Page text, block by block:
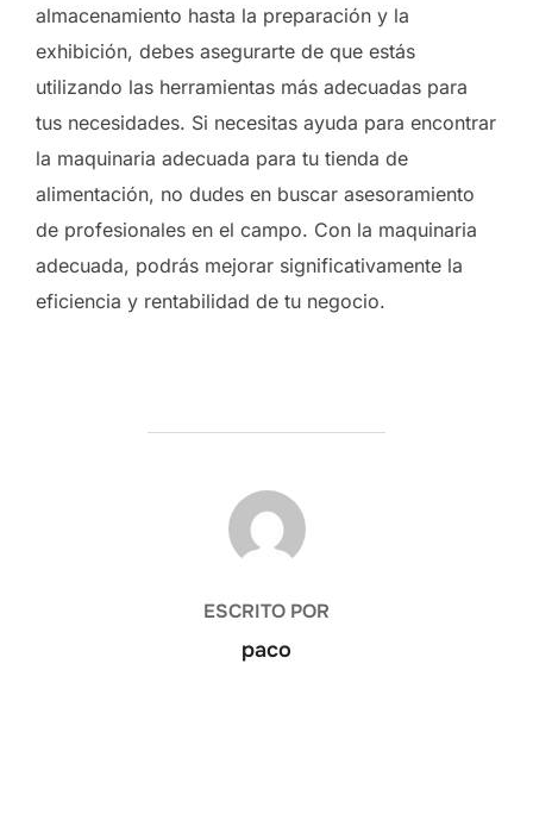
almacenamiento hasta la preparación y la
exhibición, debes asegurarte de que estás
utilizando las herramientas más adecuadas para
tus necesidades. Si necesitas ayuda para encontrar
la maquinaria adecuada para tu tienda de
alimentación, no dudes en buscar asesoramiento
de profesionales en el campo. Con la maquinaria
adecuada, podrás mejorar significativamente la
eficiencia y rentabilidad de tu negocio.
AUTOR DE LA ENTRADA
ESCRITO POR
paco